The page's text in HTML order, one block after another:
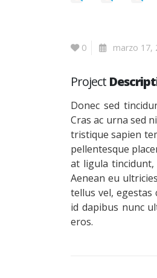
0 marzo 17,
Project
Donec sed
Cras ac urna sed
tristique sapien
pellentesque
at ligula
Aenean eu
tellus vel,
id dapibus nunc
eros.